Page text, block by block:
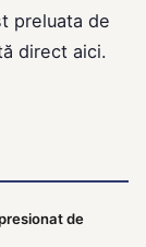
preluata de
direct aici.
de